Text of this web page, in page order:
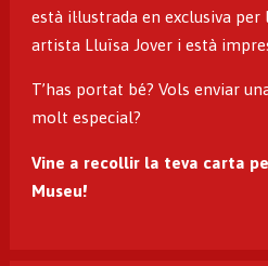
està il·lustrada en exclusiva per
artista Lluïsa Jover i està
T’has portat bé? Vols enviar
molt especial?
Vine a recollir la teva carta
Museu!